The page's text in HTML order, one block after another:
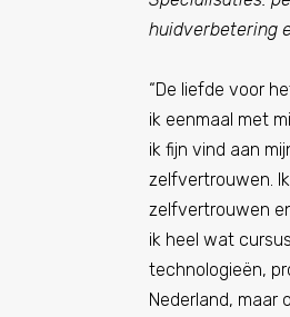
huidverbetering
“De liefde voor
ik eenmaal met
ik fijn vind aan
zelfvertrouwen.
zelfvertrouwen
ik heel wat
technologieën,
Nederland, maar